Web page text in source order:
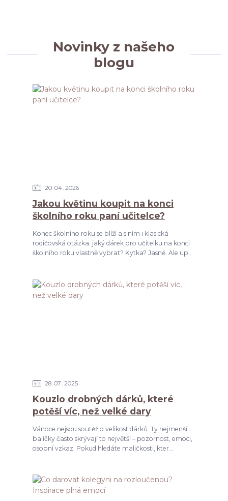
Novinky z našeho
blogu
20 04 2026
Jakou květinu koupit na konci
školního roku paní učitelce?
Konec školního roku se blíží a s ním i klasická
rodičovská otázka: jaký dárek pro učitelku na konci
školního roku vlastně vybrat? Kytka? Jasně. Ale up...
28 07 2025
Kouzlo drobných dárků, které
potěší víc, než velké dary
Vánoce nejsou soutěž o velikost dárků. Ty nejmenší
balíčky často skrývají to největší – pozornost, emoci,
osobní vzkaz. Pokud hledáte maličkosti, kter...